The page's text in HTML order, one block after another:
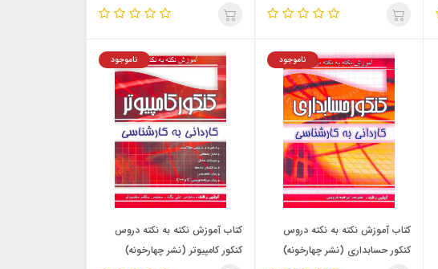
استخدامی (نشر چهارخونه)
ناموجود
کتاب آموزش نکته به نکته دروس
کنکور حسابداری (نشر چهارخونه)
ناموجود
کتاب آموزش نکته به نکته دروس
کنکور کامپیوتر (نشر چهارخونه)